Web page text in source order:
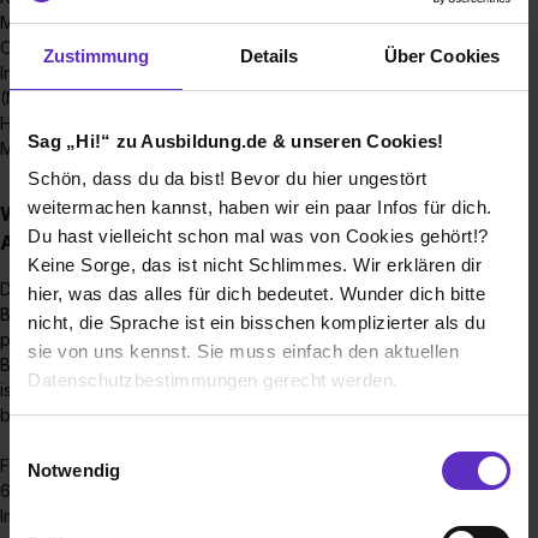
Zustimmung Details Über Cookies
Sag „Hi!“ zu Ausbildung.de & unseren Cookies!
Schön, dass du da bist! Bevor du hier ungestört
weitermachen kannst, haben wir ein paar Infos für dich.
Du hast vielleicht schon mal was von Cookies gehört!?
Keine Sorge, das ist nicht Schlimmes. Wir erklären dir
hier, was das alles für dich bedeutet. Wunder dich bitte
nicht, die Sprache ist ein bisschen komplizierter als du
sie von uns kennst. Sie muss einfach den aktuellen
Datenschutzbestimmungen gerecht werden.
Notwendig
Maria Heimsuchung in Berlin-Pankow die Ausbildung als
Operationstechnische*r Assistent*in an.
In unserem eigenen Medizinischen Versorgungszentrum
(MVZ) mit Hautsitz in Berlin-Pankow an der Klinik Maria
Heimsuchung bieten wir zweimal im Jahr die Ausbildung als
Medizinische*r Fachangestellte*r (MFA) an.
Wie sieht der Bewerbungsprozess für eine
Ausbildungsstelle bei Ihnen aus?
Deine Bewerbung erreicht uns direkt über das
Bewerbungsformular der jeweiligen Ausbildungsstelle oder
per E-Mail an jobs@caritas-gesundheit.de. Deine
Bewerbung muss nicht vollständig sein, aber ein Lebenslauf
ist schon sehr hilfreich, um einen ersten EIndruck zu
bekommen...
Fragen (fast) jeder Art beantworten wir gern unter 0162
6471247.
Im Anschluss werden sich die Ausbildungskoordinatorinnen